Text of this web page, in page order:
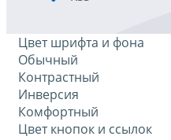
Цвет шрифта и фона
Обычный
Контрастный
Инверсия
Комфортный
Цвет кнопок и ссылок